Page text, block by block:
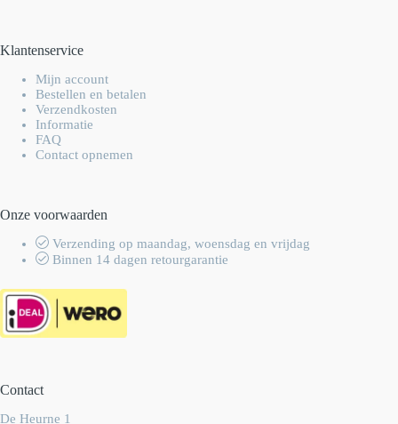
Klantenservice
Mijn account
Bestellen en betalen
Verzendkosten
Informatie
FAQ
Contact opnemen
Onze voorwaarden
Verzending op maandag, woensdag en vrijdag
Binnen 14 dagen retourgarantie
Contact
De Heurne 1